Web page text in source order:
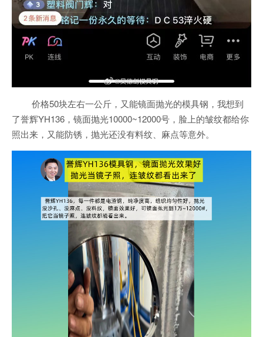
价格50块左右一公斤，又能镜面抛光的模具钢，我想到
了誉辉YH136，镜面抛光10000~12000号，脸上的皱纹都给你
照出来，又能防锈，抛光还没有料纹、麻点等意外。